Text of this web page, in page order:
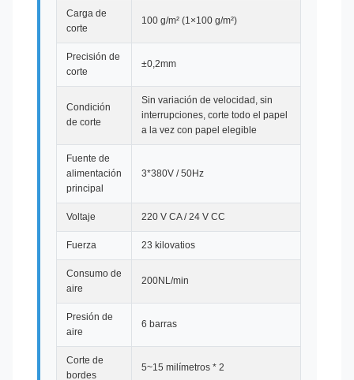
Carga de
corte
100 g/m² (1×100 g/m²)
Precisión de
corte
±0,2mm
Condición
de corte
Sin variación de velocidad, sin
interrupciones, corte todo el papel
a la vez con papel elegible
Fuente de
alimentación
principal
3*380V / 50Hz
Voltaje 220 V CA / 24 V CC
Fuerza 23 kilovatios
Consumo de
aire
200NL/min
Presión de
aire
6 barras
Corte de
bordes
5~15 milímetros * 2